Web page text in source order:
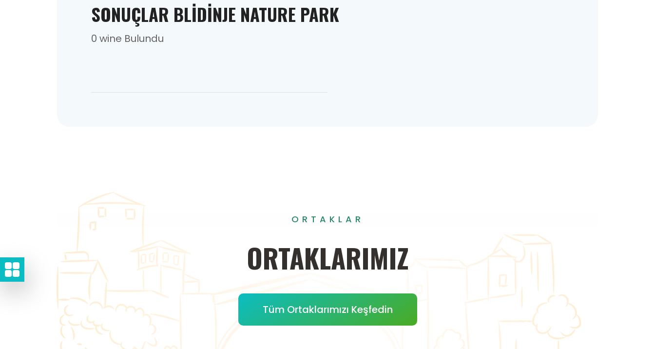
SONUÇLAR BLIDINJE NATURE PARK
0 wine Bulundu
ORTAKLAR
ORTAKLARIMIZ
Tüm Ortaklarımızı Keşfedin